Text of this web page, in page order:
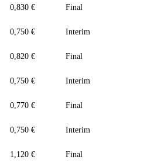
0,830 € Final
0,750 € Interim
0,820 € Final
0,750 € Interim
0,770 € Final
0,750 € Interim
1,120 € Final